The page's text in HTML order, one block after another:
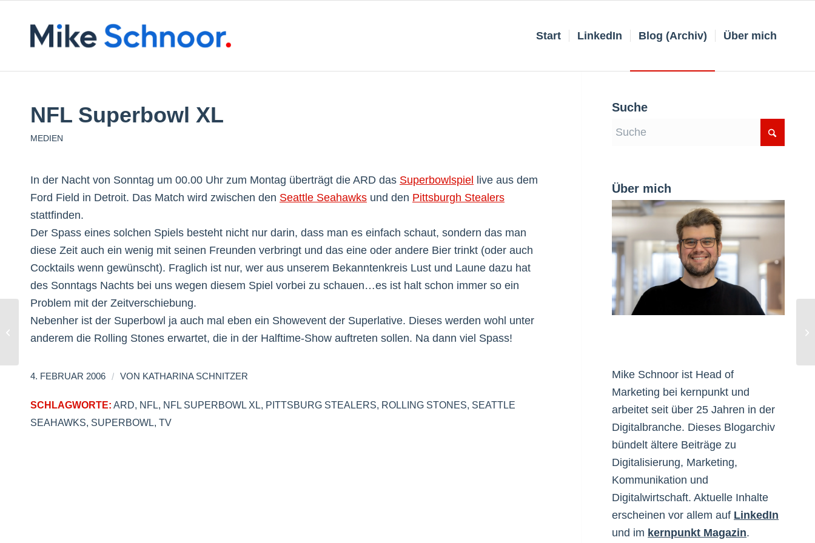
Start LinkedIn Blog (Archiv) Über mich
NFL Superbowl XL
MEDIEN
In der Nacht von Sonntag um 00.00 Uhr zum Montag überträgt die ARD das Superbowlspiel
live aus dem
Ford Field in Detroit. Das Match wird zwischen den Seattle Seahawks und den Pittsburgh Stealers
stattfinden.
Der Spass eines solchen Spiels besteht nicht nur darin, dass man es einfach schaut, sondern das man
diese Zeit auch ein wenig mit seinen Freunden verbringt und das eine oder andere Bier trinkt (oder auch
Cocktails wenn gewünscht). Fraglich ist nur, wer aus unserem Bekanntenkreis Lust und Laune dazu hat
des Sonntags Nachts bei uns wegen diesem Spiel vorbei zu schauen…es ist halt schon immer so ein
Problem mit der Zeitverschiebung.
Nebenher ist der Superbowl ja auch mal eben ein Showevent der Superlative. Dieses werden wohl unter
anderem die Rolling Stones erwartet, die in der Halftime-Show auftreten sollen. Na dann viel Spass!
4. FEBRUAR 2006 / VON KATHARINA SCHNITZER
SCHLAGWORTE: ARD NFL NFL SUPERBOWL XL PITTSBURG STEALERS ROLLING STONES SEATTLE
SEAHAWKS SUPERBOWL TV
Suche
Über mich
Mike Schnoor ist Head of
Marketing bei kernpunkt und
arbeitet seit über 25 Jahren in der
Digitalbranche. Dieses Blogarchiv
bündelt ältere Beiträge zu
Digitalisierung, Marketing,
Kommunikation und
Digitalwirtschaft. Aktuelle Inhalte
erscheinen vor allem auf LinkedIn
und im kernpunkt Magazin.